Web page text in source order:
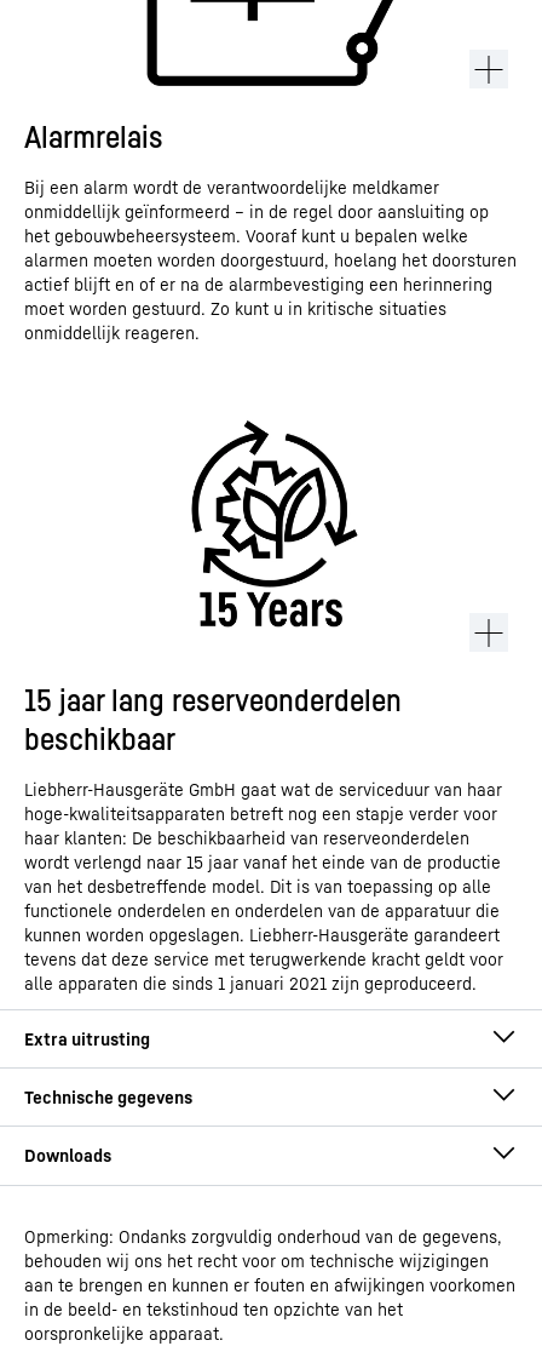
Alarmrelais
Bij een alarm wordt de verantwoordelijke meldkamer
onmiddellijk geïnformeerd – in de regel door aansluiting op
het gebouwbeheersysteem. Vooraf kunt u bepalen welke
alarmen moeten worden doorgestuurd, hoelang het doorsturen
actief blijft en of er na de alarmbevestiging een herinnering
moet worden gestuurd. Zo kunt u in kritische situaties
onmiddellijk reageren.
15 jaar lang reserveonderdelen
beschikbaar
Liebherr-Hausgeräte GmbH gaat wat de serviceduur van haar
hoge-kwaliteitsapparaten betreft nog een stapje verder voor
haar klanten: De beschikbaarheid van reserveonderdelen
wordt verlengd naar 15 jaar vanaf het einde van de productie
van het desbetreffende model. Dit is van toepassing op alle
functionele onderdelen en onderdelen van de apparatuur die
kunnen worden opgeslagen. Liebherr-Hausgeräte garandeert
tevens dat deze service met terugwerkende kracht geldt voor
alle apparaten die sinds 1 januari 2021 zijn geproduceerd.
Modeltype
Laboratoriumkoelkast met
dynamische koeling
Gebruiksaanwijzing
Opmerking: Ondanks zorgvuldig onderhoud van de gegevens,
behouden wij ons het recht voor om technische wijzigingen
aan te brengen en kunnen er fouten en afwijkingen voorkomen
in de beeld- en tekstinhoud ten opzichte van het
oorspronkelijke apparaat.